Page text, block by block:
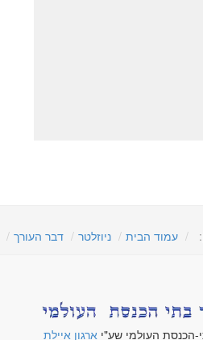
עמוד הבית ניוזלטר דבר העורך
הכנסת העולמי שע"י ארגון איילת